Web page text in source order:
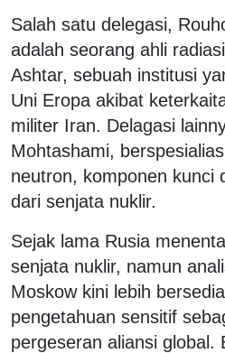
Salah satu delegasi,
adalah seorang ahli
Ashtar, sebuah institusi
Uni Eropa akibat
militer Iran. Delagasi
Mohtashami,
neutron, komponen kunci
dari senjata nuklir.
Sejak lama Rusia
senjata nuklir, namun
Moskow kini lebih
pengetahuan sensitif
pergeseran aliansi global.